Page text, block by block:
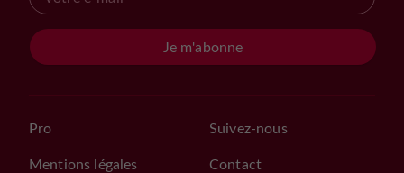
Je m'abonne
Pro
Mentions légales
Suivez-nous
Contact